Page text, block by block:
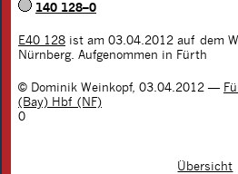
140 128–0
E40 128 ist am 03.04.2012 auf dem
Nürnberg. Aufgenommen in Fürth
© Dominik Weinkopf, 03.04.2012 —
(Bay) Hbf (NF)
0
Übersicht